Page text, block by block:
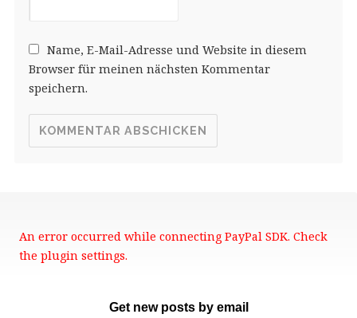
Name, E-Mail-Adresse und Website in diesem
Browser für meinen nächsten Kommentar
speichern.
An error occurred while connecting PayPal SDK. Check
the plugin settings.
Get new posts by email